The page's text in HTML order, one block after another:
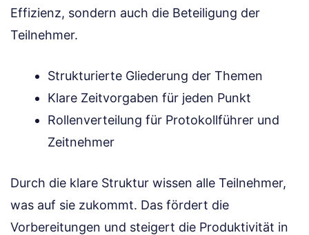
Effizienz, sondern auch die Beteiligung der
Teilnehmer.
Strukturierte Gliederung der Themen
Klare Zeitvorgaben für jeden Punkt
Rollenverteilung für Protokollführer und
Zeitnehmer
Durch die klare Struktur wissen alle Teilnehmer,
was auf sie zukommt. Das fördert die
Vorbereitungen und steigert die Produktivität in